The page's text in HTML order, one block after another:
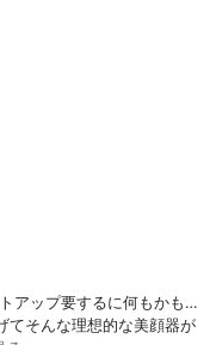
アップ要するに何もかも…
てそんな理想的な美顔器が